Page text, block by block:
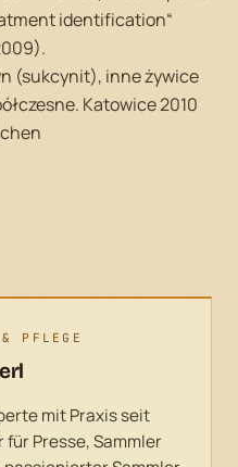
identification“
(sukcynit), inne żywice
Katowice 2010
& PFLEGE
mit Praxis seit
für Presse, Sammler